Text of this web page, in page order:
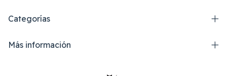
Categorías
Más información